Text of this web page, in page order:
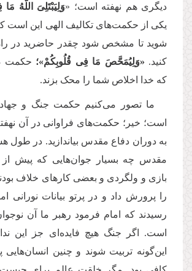
دیگری هم نهفته است؛ «وَلِیَبْتَلِیَ اللّهُ
یکی از حکمت‌های تکالیف الهی این است
شوید تا مشخص شود چقدر حاضرید در
کنید. «وَلِیُمَحَّصَ مَا فِی قُلُوبِكُمْ»؛ حكمت
كه خدا اخلاص شما را محک بزند.
ما تصور می‌کنیم حکمت جنگ و
است؛ خیر؛ حكمت‌های فراوانی در آن
به دوران دفاع مقدس بیاندازید. در
مقدس چه بسیار جوان‌هایی که پیش از
بازی و ولگردی و بعضی كارهای خلاف
را پرورش داد و در پرتو بیانات نورانی
رسیدند كه امام فرمود رهبر ما آن
است. اگر جنگ هیچ فایده‌ای جز این
این‌گونه تربیت شوند و چنین انسان‌هایی